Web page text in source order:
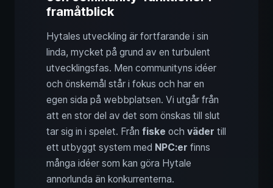
framåtblick
Hytales utveckling är fortfarande i sin
linda, mycket på grund av en turbulent
utvecklingsfas. Men communityns idéer
och önskemål står i fokus och har en
egen sida på webbplatsen. Vi utgår från
att en stor del av det som önskas till slut
tar sig in i spelet. Från fiske och väder till
ett utbyggt system med NPC:er finns
många idéer som kan göra Hytale
annorlunda än konkurrenterna.